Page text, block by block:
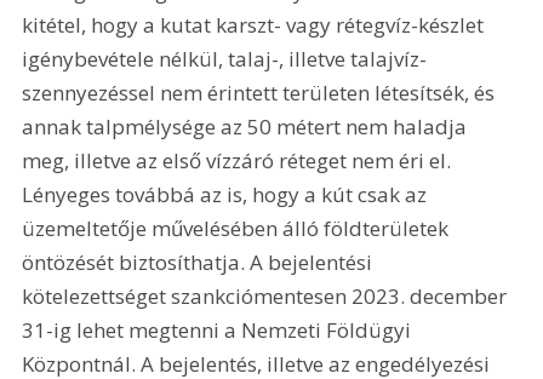
kitétel, hogy a kutat karszt- vagy rétegvíz-készlet
igénybevétele nélkül, talaj-, illetve talajvíz-
szennyezéssel nem érintett területen létesítsék, és
annak talpmélysége az 50 métert nem haladja
meg, illetve az első vízzáró réteget nem éri el.
Lényeges továbbá az is, hogy a kút csak az
üzemeltetője művelésében álló földterületek
öntözését biztosíthatja. A bejelentési
kötelezettséget szankciómentesen 2023. december
31-ig lehet megtenni a Nemzeti Földügyi
Központnál. A bejelentés, illetve az engedélyezési